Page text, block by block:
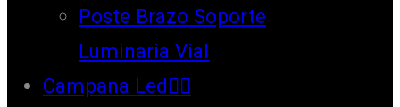
Poste Brazo Soporte
Luminaria Vial
Campana Led